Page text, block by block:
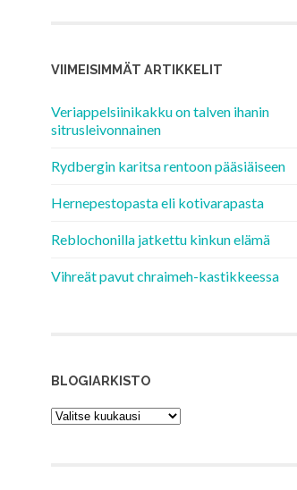
VIIMEISIMMÄT ARTIKKELIT
Veriappelsiinikakku on talven ihanin
sitrusleivonnainen
Rydbergin karitsa rentoon pääsiäiseen
Hernepestopasta eli kotivarapasta
Reblochonilla jatkettu kinkun elämä
Vihreät pavut chraimeh-kastikkeessa
BLOGIARKISTO
Blogiarkisto